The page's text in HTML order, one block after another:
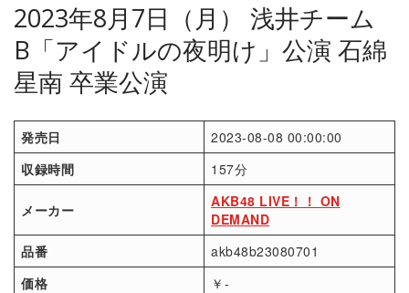
2023年8月7日（月） 浅井チーム
B「アイドルの夜明け」公演 石綿
星南 卒業公演
発売日
2023-08-08 00:00:00
収録時間
157分
メーカー
AKB48 LIVE！！ ON
DEMAND
品番
akb48b23080701
価格
￥-